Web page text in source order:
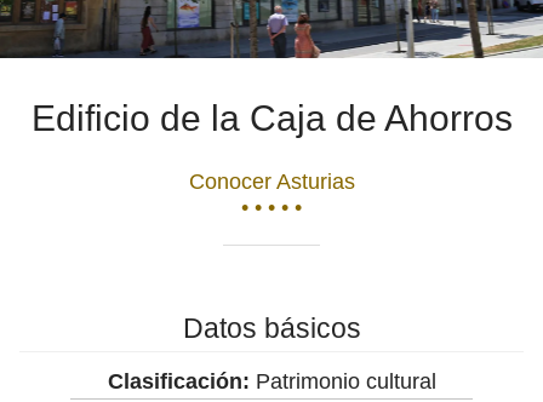
Edificio de la Caja de Ahorros
Conocer Asturias
• • • • •
Datos básicos
Clasificación: Patrimonio cultural